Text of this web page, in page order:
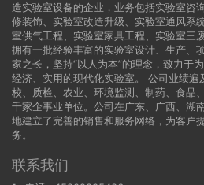
造实验室设备的企业，业务包括实验室咨
修装饰、实验室改造升级、实验室通风系
室供气工程、实验室家具工程、实验室三
拥有一批经验丰富的实验室设计、生产、
家之长，坚持“以人为本”的理念，致力于
经济、实用的现代化实验室。 公司业绩遍
校、质检、农业、环境监测、制药、食品
千家企事业单位。公司在广东、广西、湖
地建立了完善的销售和服务网络，为客户
务。
联系我们